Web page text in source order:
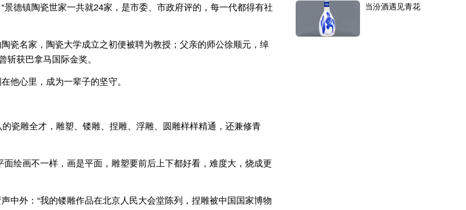
景德镇陶瓷世家一共就24家，是市委、市政府评的，每一代都得有社
瓷名家，陶瓷大学成立之初便被聘为教授；父亲的师公徐顺元，绰
斩获巴拿马国际金奖。
他心里，成为一辈子的坚守。
瓷雕全才，雕塑、镂雕、捏雕、浮雕、圆雕样样精通，还兼修青
面绘画不一样，画是平面，雕塑要前后上下都好看，难度大，烧成更
中外：“我的镂雕作品在北京人民大会堂陈列，捏雕被中国国家博物